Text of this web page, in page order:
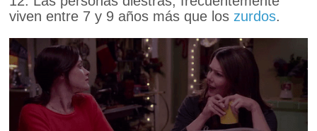
viven entre 7 y 9 años más que los zurdos.